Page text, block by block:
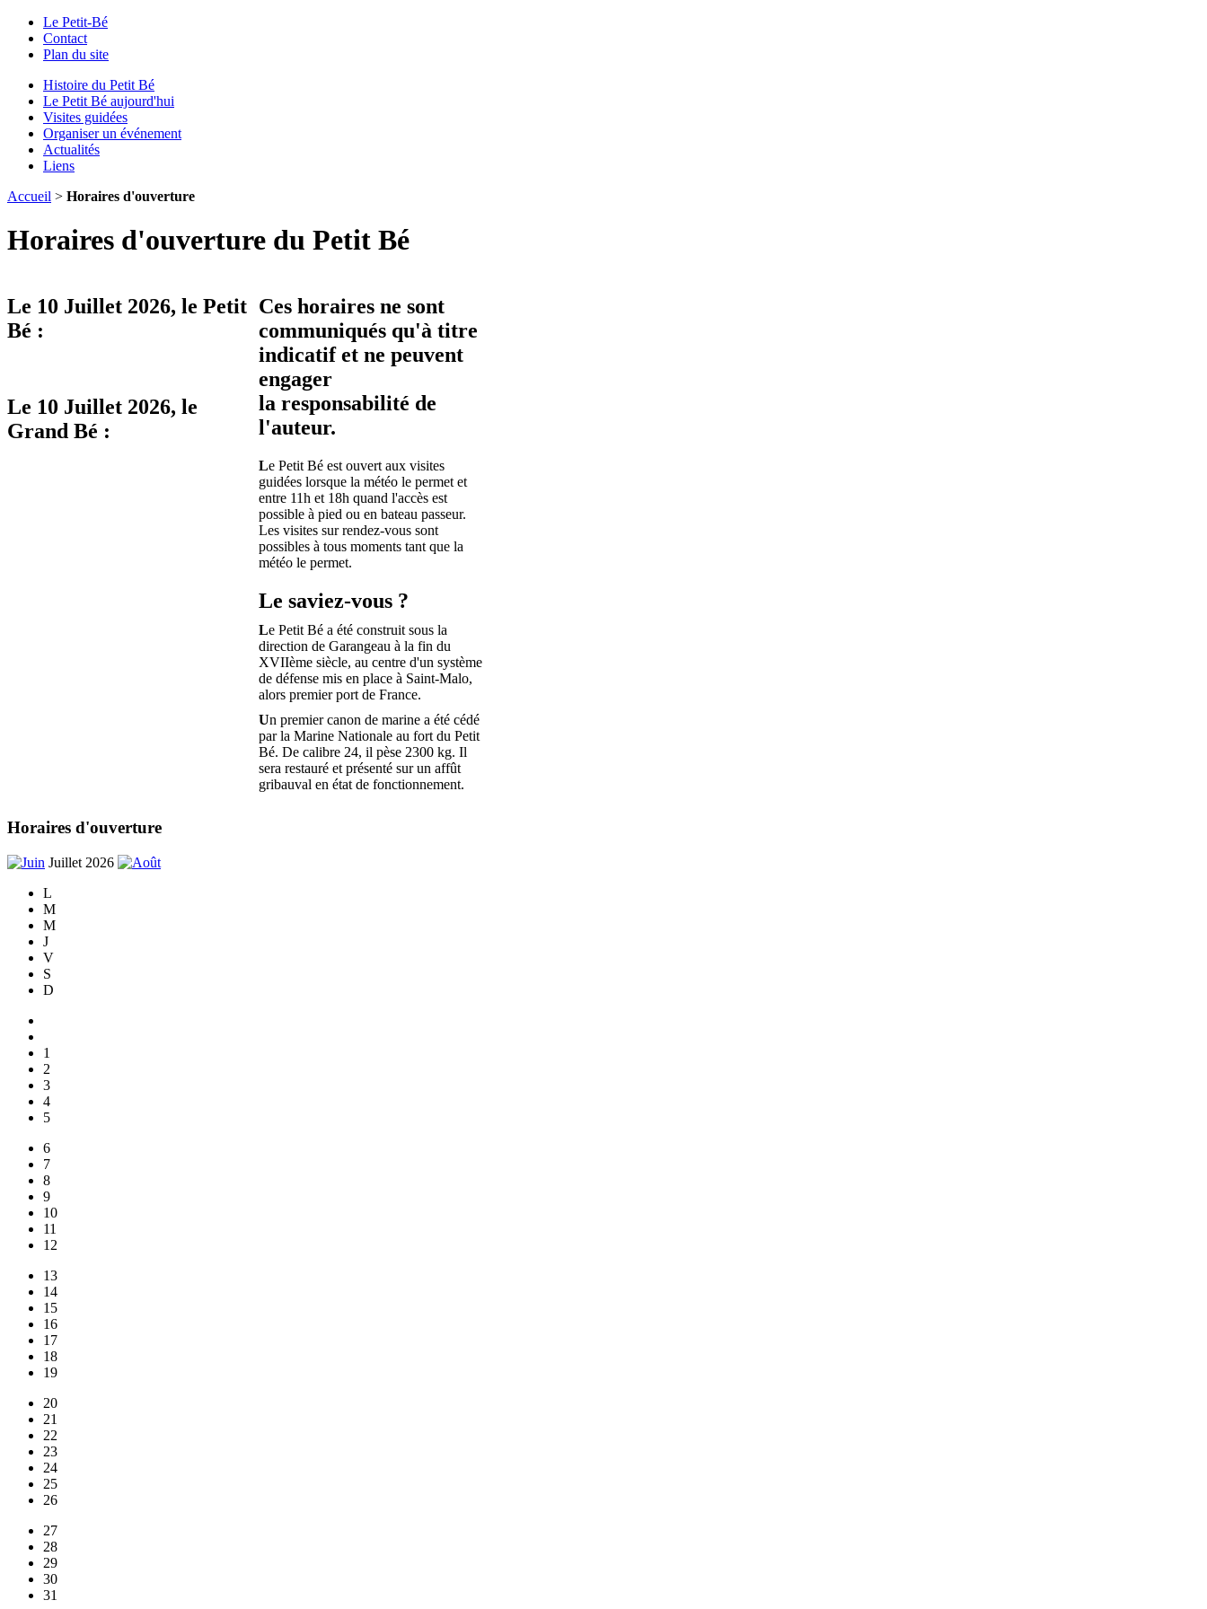
Le Petit-Bé
Contact
Plan du site
Histoire du Petit Bé
Le Petit Bé aujourd'hui
Visites guidées
Organiser un événement
Actualités
Liens
Accueil > Horaires d'ouverture
Horaires d'ouverture du Petit Bé
Le 10 Juillet 2026, le Petit
Bé :
Le 10 Juillet 2026, le
Grand Bé :
Ces horaires ne sont
communiqués qu'à titre
indicatif et ne peuvent
engager
la responsabilité de
l'auteur.
Le Petit Bé est ouvert aux visites
guidées lorsque la météo le permet et
entre 11h et 18h quand l'accès est
possible à pied ou en bateau passeur.
Les visites sur rendez-vous sont
possibles à tous moments tant que la
météo le permet.
Le saviez-vous ?
Le Petit Bé a été construit sous la
direction de Garangeau à la fin du
XVIIème siècle, au centre d'un système
de défense mis en place à Saint-Malo,
alors premier port de France.
Un premier canon de marine a été cédé
par la Marine Nationale au fort du Petit
Bé. De calibre 24, il pèse 2300 kg. Il
sera restauré et présenté sur un affût
gribauval en état de fonctionnement.
Horaires d'ouverture
Juillet 2026
L
M
M
J
V
S
D
1
2
3
4
5
6
7
8
9
10
11
12
13
14
15
16
17
18
19
20
21
22
23
24
25
26
27
28
29
30
31